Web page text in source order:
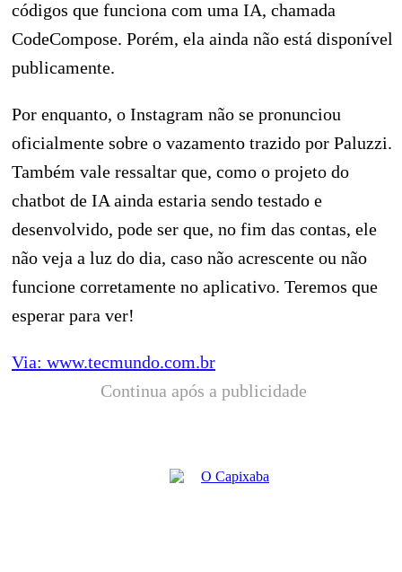
códigos que funciona com uma IA, chamada
CodeCompose. Porém, ela ainda não está disponível
publicamente.
Por enquanto, o Instagram não se pronunciou
oficialmente sobre o vazamento trazido por Paluzzi.
Também vale ressaltar que, como o projeto do
chatbot de IA ainda estaria sendo testado e
desenvolvido, pode ser que, no fim das contas, ele
não veja a luz do dia, caso não acrescente ou não
funcione corretamente no aplicativo. Teremos que
esperar para ver!
Via: www.tecmundo.com.br
Continua após a publicidade